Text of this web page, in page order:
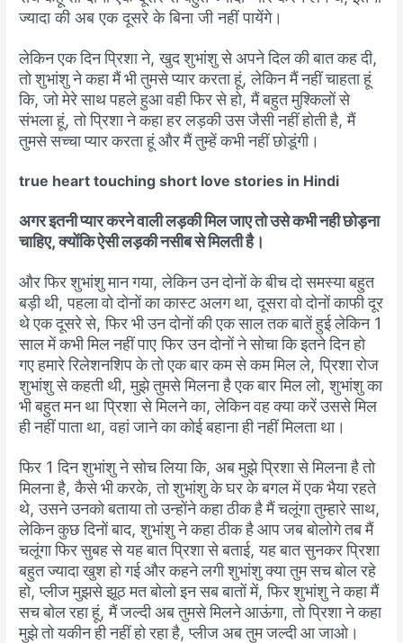
ज्यादा की अब एक दूसरे के बिना जी नहीं पायेंगे।
लेकिनएकदिनप्रिशाने,खुदशुभांशुसेअपनेदिलकीबातकहदी,
तोशुभांशुनेकहामैंभीतुमसेप्यारकरताहूं,लेकिनमैंनहींचाहताहूं
कि,जोमेरेसाथपहलेहुआवहीफिरसेहो,मैंबहुतमुश्किलोंसे
संभलाहूं,तोप्रिशानेकहाहरलड़कीउसजैसीनहींहोतीहै,मैं
तुमसेसच्चाप्यारकरताहूंऔरमैंतुम्हेंकभीनहींछोडूंगी।
true heart touching short love stories in Hindi
अगरइतनीप्यारकरनेवालीलड़कीमिलजाएतोउसेकभीनहीछोड़ना
चाहिए,क्योंकिऐसीलड़कीनसीबसेमिलतीहै।
औरफिरशुभांशुमानगया,लेकिनउनदोनोंकेबीचदोसमस्याबहुत
बड़ी थी,पहलावोदोनोंकाकास्टअलग था,दूसरावोदोनोंकाफीदूर
थेएकदूसरेसे,फिरभीउनदोनोंकीएकसालतकबातेंहुईलेकिन1
सालमेंकभीमिलनहींपाए फिर उनदोनोंनेसोचाकिइतनेदिनहो
गएहमारेरिलेशनशिपकेतोएकबारकमसेकममिलले,प्रिशारोज
शुभांशुसेकहती थी,मुझेतुमसेमिलनाहैएकबारमिललो,शुभांशुका
भीबहुतमन था प्रिशा सेमिलनेका,लेकिनवहक्याकरेंउससेमिल
हीनहींपाता था,वहांजानेकाकोईबहानाहीनहींमिलता था।
फिर 1दिनशुभांशुनेसोचलियाकि,अबमुझेप्रिशासेमिलनाहैतो
मिलनाहै,कैसेभीकरके,तोशुभांशुकेघरकेबगलमेंएकभैयारहते
थे,उसनेउनकोबतायातोउन्होंनेकहाठीकहैमैंचलूंगातुम्हारेसाथ,
लेकिनकुछदिनोंबाद,शुभांशुनेकहाठीकहैआपजबबोलोगेतबमैं
चलूंगाफिरसुबहसेयहबातप्रिशासेबताई,यहबातसुनकरप्रिशा
बहुतज्यादाखुशहोगईऔरकहनेलगीशुभांशुक्यातुमसचबोलरहे
हो,प्लीजमुझसेझूठमतबोलोइनसबबातोंमें,फिरशुभांशुनेकहामैं
सचबोलरहाहूं,मैंजल्दीअबतुमसेमिलनेआऊंगा,तोप्रिशानेकहा
मुझेतोयकीनहीनहींहोरहाहै,प्लीजअबतुमजल्दीआजाओ।